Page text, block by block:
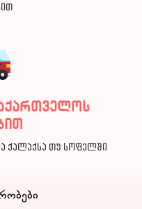
ქალაქსა თუ სოფელში